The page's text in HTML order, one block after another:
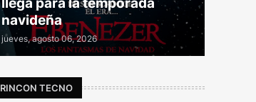
navideña
jueves, agosto 06, 2026
RINCON TECNO